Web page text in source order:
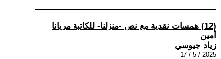
(12) همسات نقدية مع نص -منزلنا- للكاتبة مريانا
أمين
زياد جيوسي
2025 / 5 / 17